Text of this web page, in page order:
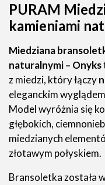
PURAM
kamieniami
Miedziana
naturalnymi – Onyks
z miedzi, który łączy
eleganckim
Model wyróżnia się
głębokich,
miedzianych
złotawym połyskiem.
Bransoletka została